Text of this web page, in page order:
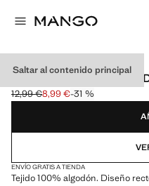
Saltar al contenido principal
CAMISA OXFORD
Precio inicial tachado [12,99 € ]
12,99 €
Precio actual [8,99 € ]
8,99 €-31 %
Selecciona un color
ENVÍO GRATIS A TIENDA
Tejido 100% algodón. Diseño